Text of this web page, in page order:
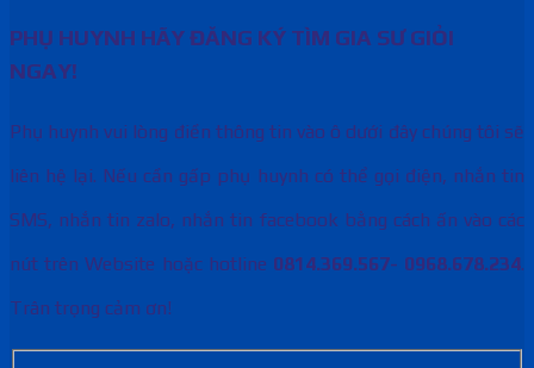
PHỤ HUYNH HÃY ĐĂNG KÝ TÌM GIA SƯ GIỎI
NGAY!
Phụ huynh vui lòng điền thông tin vào ô dưới đây chúng tôi sẽ
liên hệ lại. Nếu cần gấp phụ huynh có thể gọi điện, nhắn tin
SMS, nhắn tin zalo, nhắn tin facebook bằng cách ấn vào các
nút trên Website hoặc hotline 0814.369.567- 0968.678.234.
Trân trọng cảm ơn!